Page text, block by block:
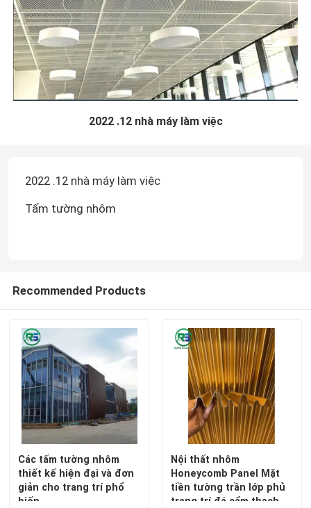
2022 .12 nhà máy làm việc
2022 .12 nhà máy làm việc
Tấm tường nhôm
Recommended Products
Các tấm tường nhôm
thiết kế hiện đại và đơn
giản cho trang trí phổ
biến
Nội thất nhôm
Honeycomb Panel Mặt
tiền tường trần lớp phủ
trang trí đá cẩm thạch